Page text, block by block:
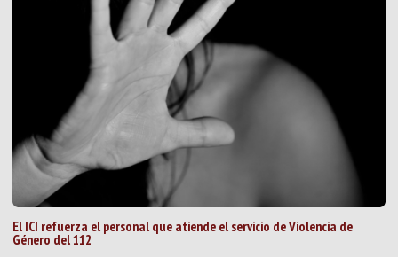
El ICI refuerza el personal que atiende el servicio de Violencia de
Género del 112